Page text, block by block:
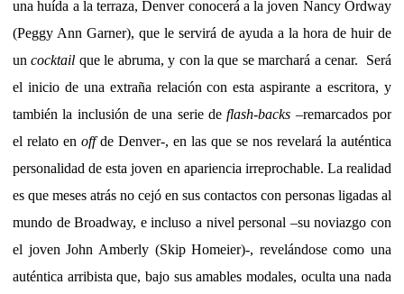
una huída a la terraza, Denver conocerá a la joven Nancy Ordway
(Peggy Ann Garner), que le servirá de ayuda a la hora de huir de
uncocktail que le abruma, y con la que se marchará a cenar. Será
el inicio de una extraña relación con esta aspirante a escritora, y
también la inclusión de una serie deflash-backs –remarcados por
el relato en offde Denver-, en las que se nos revelará la auténtica
personalidad de esta joven en apariencia irreprochable. La realidad
es que meses atrás no cejó en sus contactos con personas ligadas al
mundo de Broadway, e incluso a nivel personal –su noviazgo con
el joven John Amberly (Skip Homeier)-, revelándose como una
auténtica arribista que, bajo sus amables modales, oculta una nada